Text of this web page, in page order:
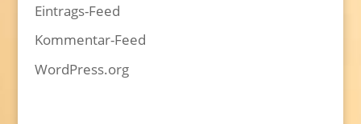
Eintrags-Feed
Kommentar-Feed
WordPress.org